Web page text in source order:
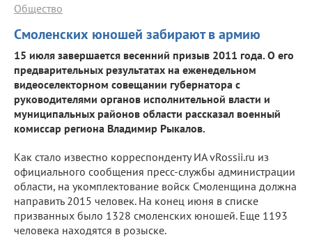
Смоленских юношей забирают в армию
Общество
15 июля завершается весенний призыв 2011 года. О его
предварительных результатах на еженедельном
видеоселекторном совещании губернатора с
руководителями органов исполнительной власти и
муниципальных районов области рассказал военный
комиссар региона Владимир Рыкалов.
Как стало известно корреспонденту ИА vRossii.ru из
официального сообщения пресс-службы администрации
области, на укомплектование войск Смоленщина должна
направить 2015 человек. На конец июня в списке
призванных было 1328 смоленских юношей. Еще 1193
человека находятся в розыске.